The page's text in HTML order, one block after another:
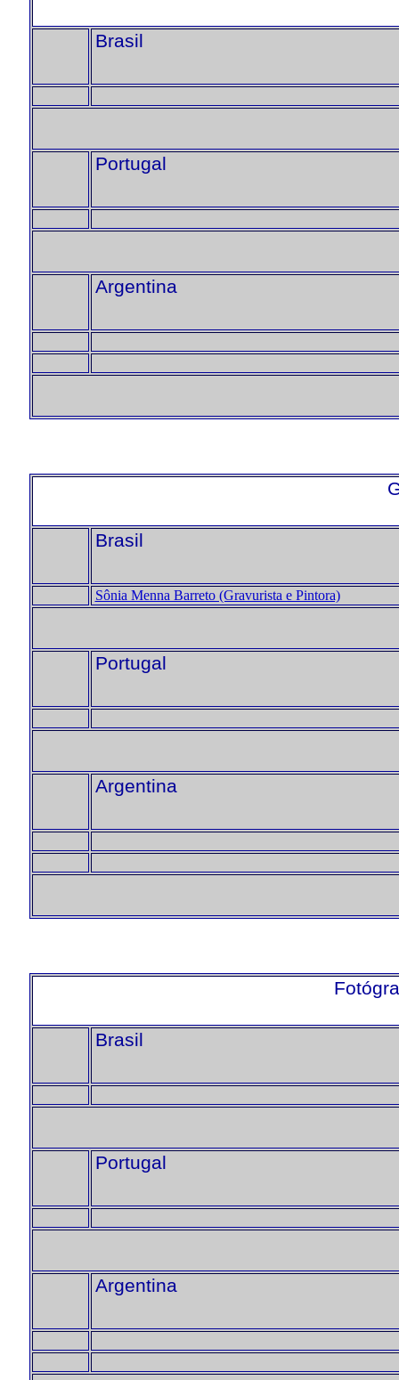
Brasil
Portugal
Argentina
Brasil
Sônia Menna Barreto (Gravurista e Pintora)
Portugal
Argentina
Brasil
Portugal
Argentina